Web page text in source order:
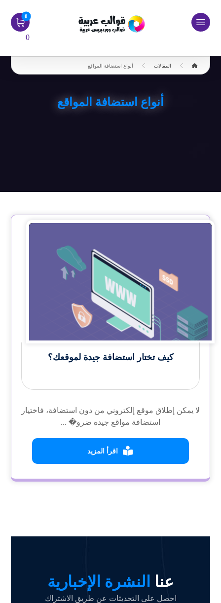
0
المقالات أنواع استضافة المواقع
أنواع استضافة المواقع
ﻛﻴﻒ ﺗﺨﺘﺎر اﺳﺘﻀﺎﻓﺔ جيدة لموقعك؟
لا يمكن إطلاق موقع إلكتروني من دون استضافة، فاختيار
استضافة مواقع جيدة ضرو� ...
اقرأ المزيد
عنا النشرة الإخبارية
احصل على التحديثات عن طريق الاشتراك